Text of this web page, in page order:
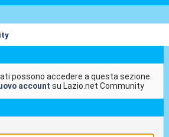
possono accedere a questa sezione.
account su Lazio.net Community